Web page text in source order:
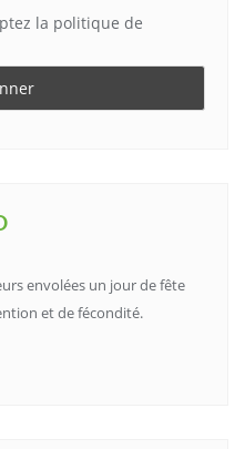
la politique de
envolées un jour de fête
et de fécondité.